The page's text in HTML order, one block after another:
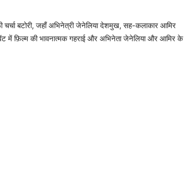
चर्चा बटोरी, जहाँ अभिनेत्री जेनेलिया देशमुख, सह-कलाकार आमिर
में फ़िल्म की भावनात्मक गहराई और अभिनेता जेनेलिया और आमिर के